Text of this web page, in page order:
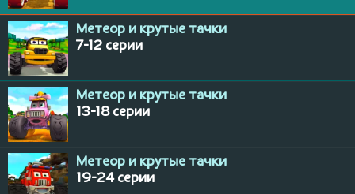
Метеор и крутые тачки
7-12 серии
Метеор и крутые тачки
13-18 серии
Метеор и крутые тачки
19-24 серии